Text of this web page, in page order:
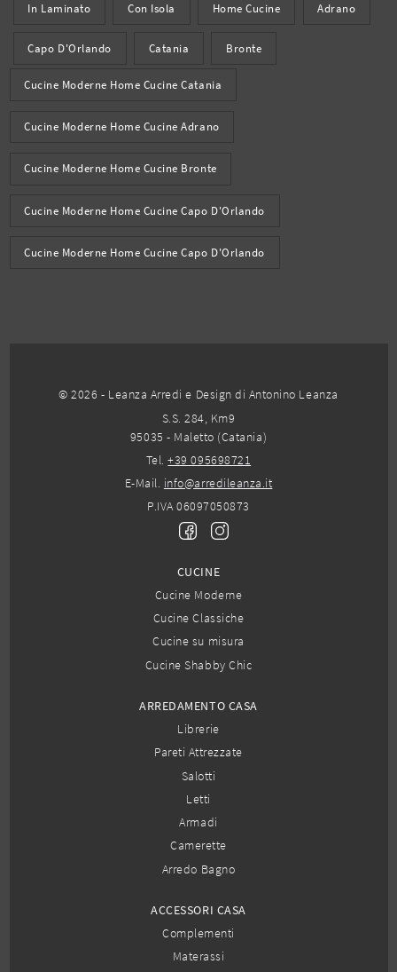
In Laminato Con Isola Home Cucine Adrano
Capo D'Orlando Catania Bronte
Cucine Moderne Home Cucine Catania
Cucine Moderne Home Cucine Adrano
Cucine Moderne Home Cucine Bronte
Cucine Moderne Home Cucine Capo D'Orlando
Cucine Moderne Home Cucine Capo D'Orlando
© 2026 - Leanza Arredi e Design di Antonino Leanza
S.S. 284, Km9
95035 - Maletto (Catania)
Tel.+39 095698721
E-Mail. info@arredileanza.it
P.IVA 06097050873
CUCINE
Cucine Moderne
Cucine Classiche
Cucine su misura
Cucine Shabby Chic
ARREDAMENTO CASA
Librerie
Pareti Attrezzate
Salotti
Letti
Armadi
Camerette
Arredo Bagno
ACCESSORI CASA
Complementi
Materassi